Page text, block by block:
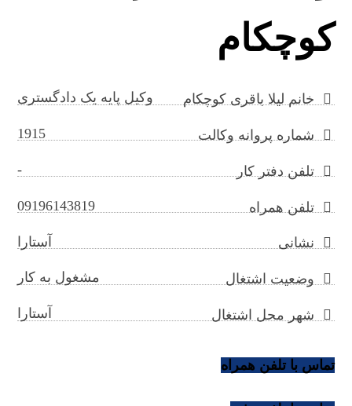
کوچکام
خانم لیلا باقری کوچکام وکیل پایه یک دادگستری
شماره پروانه وکالت 1915
تلفن دفتر کار -
تلفن همراه 09196143819
نشانی آستارا
وضعیت اشتغال مشغول به کار
شهر محل اشتغال آستارا
تماس با تلفن همراه